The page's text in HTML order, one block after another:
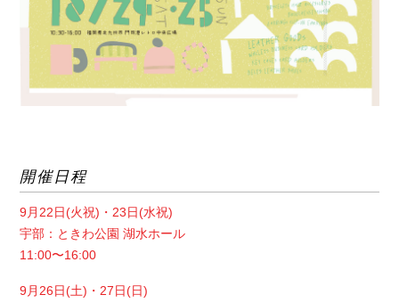
開催日程
9月22日(火祝)・23日(水祝)
宇部：ときわ公園 湖水ホール
11:00〜16:00
9月26日(土)・27日(日)